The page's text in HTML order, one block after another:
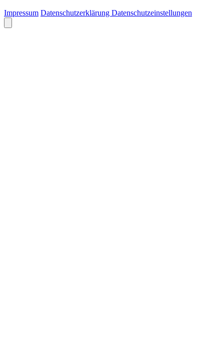
Impressum Datenschutzerklärung Datenschutzeinstellungen